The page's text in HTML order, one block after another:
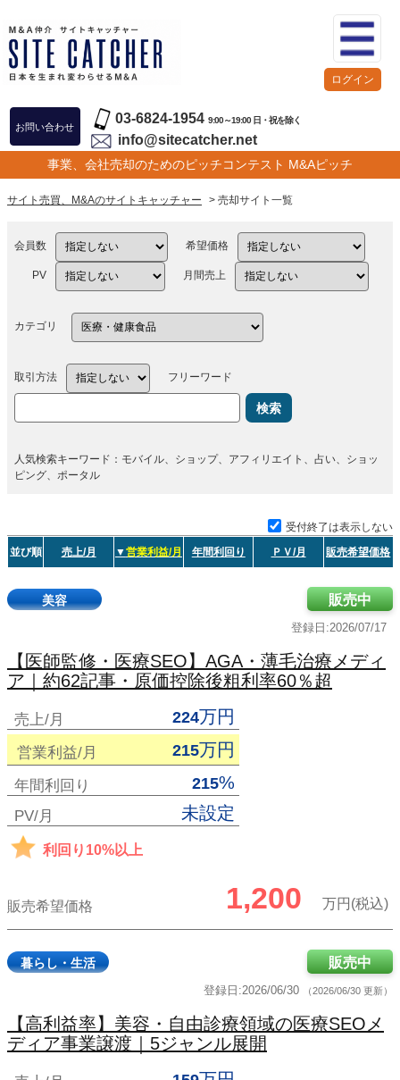
お問い合わせ
03-6824-1954 9:00～19:00 日・祝を除く
info@sitecatcher.net
事業、会社売却のためのピッチコンテスト M&Aピッチ
ログイン
サイト売買、M&Aのサイトキャッチャー > 売却サイト一覧
会員数 希望価格
PV 月間売上
カテゴリ
取引方法 フリーワード
検索
人気検索キーワード：モバイル、ショップ、アフィリエイト、占い、ショッ
ピング、ポータル
受付終了は表示しない
並び順
売上/月 ▼営業利益/月 年間利回り ＰＶ/月 販売希望価格
美容
登録日:2026/07/17
販売中
【医師監修・医療SEO】AGA・薄毛治療メディ
ア｜約62記事・原価控除後粗利率60％超
売上/月 224万円
営業利益/月 215万円
年間利回り 215%
PV/月 未設定
利回り10%以上
販売希望価格 1,200 万円(税込)
暮らし・生活
登録日:2026/06/30 （2026/06/30 更新）
販売中
【高利益率】美容・自由診療領域の医療SEOメ
ディア事業譲渡｜5ジャンル展開